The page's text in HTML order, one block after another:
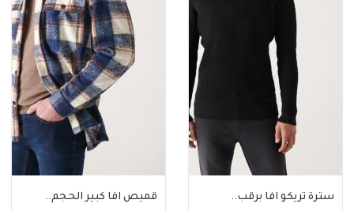
سترة تريكو افا برقب.. قميص افا كبير الحجم..